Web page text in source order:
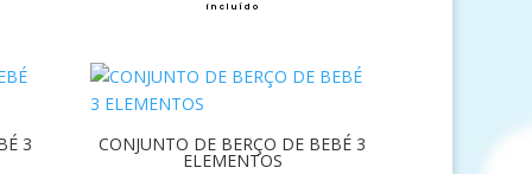
incluído
3 CONJUNTO DE BERÇO DE BEBÉ 3
ELEMENTOS